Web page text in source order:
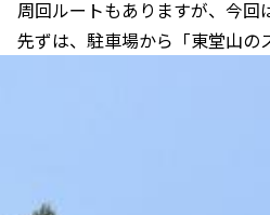
周回ルートもありますが、今回
先ずは、駐車場から「東堂山の